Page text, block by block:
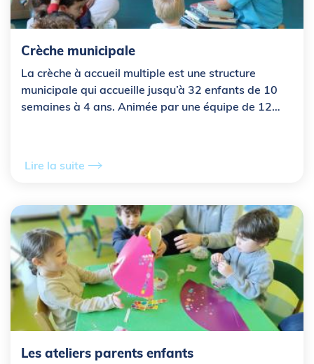
Crèche municipale
La crèche à accueil multiple est une structure
municipale qui accueille jusqu’à 32 enfants de 10
semaines à 4 ans. Animée par une équipe de 12
Lire la suite
Les ateliers parents enfants